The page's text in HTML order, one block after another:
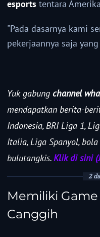
esports tentara
"Pada dasarnya kami
pekerjaannya saja
Yuk gabung channel
mendapatkan berita-
Indonesia, BRI Liga 1,
Italia, Liga Spanyol,
bulutangkis.Klik di sini
2
Memiliki
Canggih